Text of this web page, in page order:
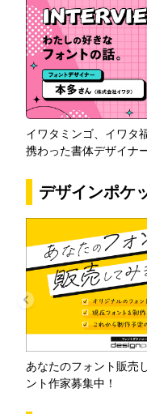
イワタミンゴ、イワタ
携わった書体デザイナ
デザインポケ
あなたのフォント販売
ント作家募集中！